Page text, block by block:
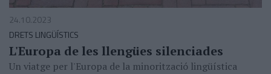
24.10.2023
DRETS LINGÜÍSTICS
L'Europa de les llengües silenciades
Un viatge per l'Europa de la minorització lingüística